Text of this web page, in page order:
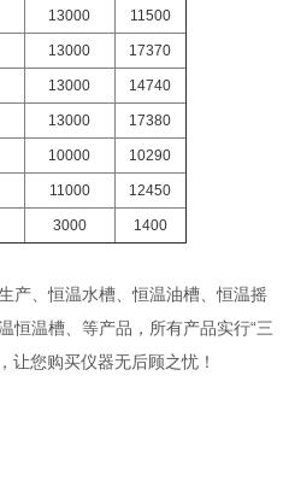
13000 11500
13000 17370
13000 14740
13000 17380
10000 10290
11000 12450
3000 1400
产、恒温水槽、恒温油槽、恒温摇
恒温槽、等产品，所有产品实行“三
让您购买仪器无后顾之忧！